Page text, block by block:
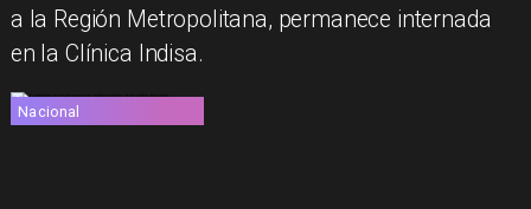
a la Región Metropolitana, permanece internada
en la Clínica Indisa.
Nacional